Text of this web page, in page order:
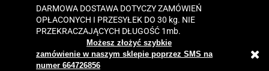
DARMOWA DOSTAWA DOTYCZY ZAMÓWIEŃ
OPŁACONYCH I PRZESYŁEK DO 30 kg. NIE
PRZEKRACZAJĄCYCH DŁUGOŚĆ 1mb.
Możesz złożyć szybkie
zamówienie w naszym sklepie poprzez SMS na
numer 664726856